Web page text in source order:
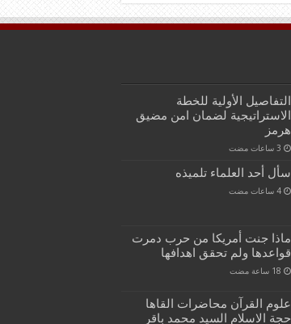
التفاصيل الأولية للخطة
الاستراتيجية لضمان امن مضيق
هرمز
سأل أحد العلماء تلميذه
ماذا جنت أمريكا من حرب دمرت
قواعدها ولم تحقق اهدافها
علوم القرآن محاضرات القاها
حجة الاسلام السيد محمد باقر